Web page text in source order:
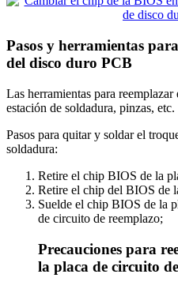
Pasos y herramientas
del disco duro PCB
Las herramientas para
estación de soldadura, pinzas, etc.
Pasos para quitar y soldar el
soldadura:
Retire el chip BIOS de la
Retire el chip del BIOS de
Suelde el chip BIOS de la
de circuito de reemplazo;
Precauciones para
la placa de circuito